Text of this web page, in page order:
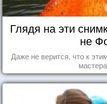
Глядя на эти
не
Даже не верится, что к